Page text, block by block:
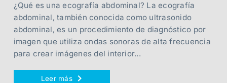
¿Qué es una ecografía abdominal? La ecografía
abdominal, también conocida como ultrasonido
abdominal, es un procedimiento de diagnóstico por
imagen que utiliza ondas sonoras de alta frecuencia
para crear imágenes del interior...
Leer más